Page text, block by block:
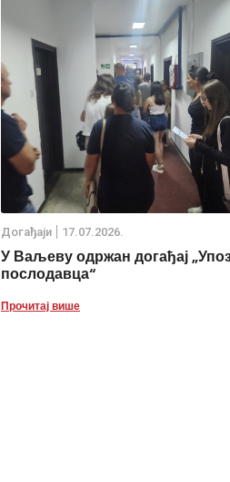
Дoгађаjи 17.07.2026.
У Ваљеву одржан догађај
послодавца“
Прочитај више